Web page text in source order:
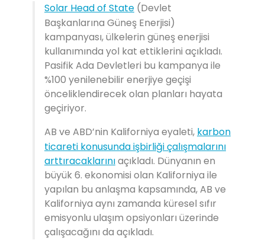
Solar Head of State (Devlet
Başkanlarına Güneş Enerjisi)
kampanyası, ülkelerin güneş enerjisi
kullanımında yol kat ettiklerini açıkladı.
Pasifik Ada Devletleri bu kampanya ile
%100 yenilenebilir enerjiye geçişi
önceliklendirecek olan planları hayata
geçiriyor.
AB ve ABD’nin Kaliforniya eyaleti, karbon
ticareti konusunda işbirliği çalışmalarını
arttıracaklarınıaçıkladı. Dünyanın en
büyük 6. ekonomisi olan Kaliforniya ile
yapılan bu anlaşma kapsamında, AB ve
Kaliforniya aynı zamanda küresel sıfır
emisyonlu ulaşım opsiyonları üzerinde
çalışacağını da açıkladı.